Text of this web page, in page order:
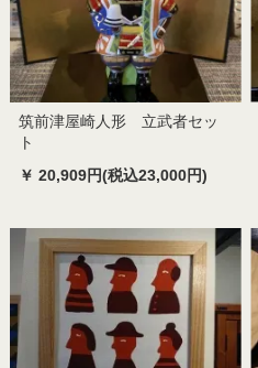
筑前津屋崎人形 立武者セッ
ト
￥ 20,909円(税込23,000円)